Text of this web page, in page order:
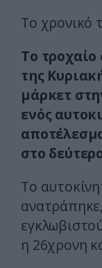
Το χρονικό
Το
της
μάρκετ
ενός
στο
Το
η 26χρονη